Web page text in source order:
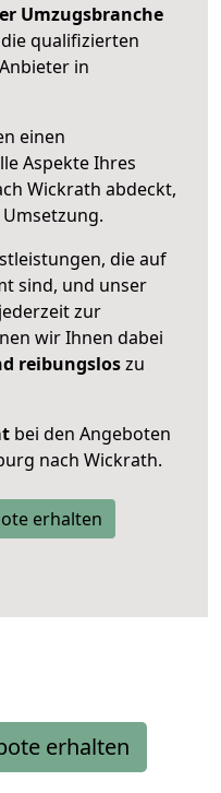
Umzugsbranche
qualifizierten
in
einen
Aspekte Ihres
Wickrath abdeckt,
die auf
sind, und unser
zur
wir Ihnen dabei
reibungsloszu
bei den Angeboten
nach Wickrath.
erhalten
erhalten